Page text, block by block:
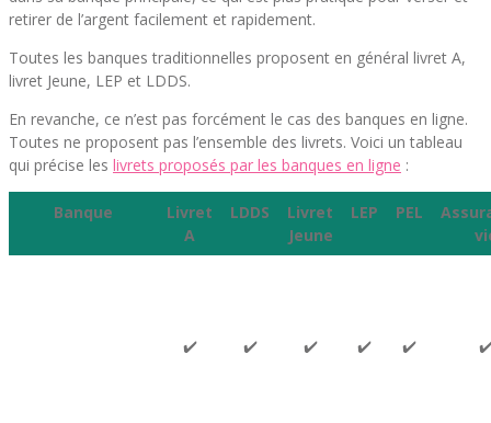
retirer de l’argent facilement et rapidement.
Toutes les banques traditionnelles proposent en général livret A,
livret Jeune, LEP et LDDS.
En revanche, ce n’est pas forcément le cas des banques en ligne.
Toutes ne proposent pas l’ensemble des livrets. Voici un tableau
qui précise les livrets proposés par les banques en ligne :
Banque
Livret
A
LDDS
Livret
Jeune
LEP PEL
✔️ ✔️ ✔️ ✔️ ✔️